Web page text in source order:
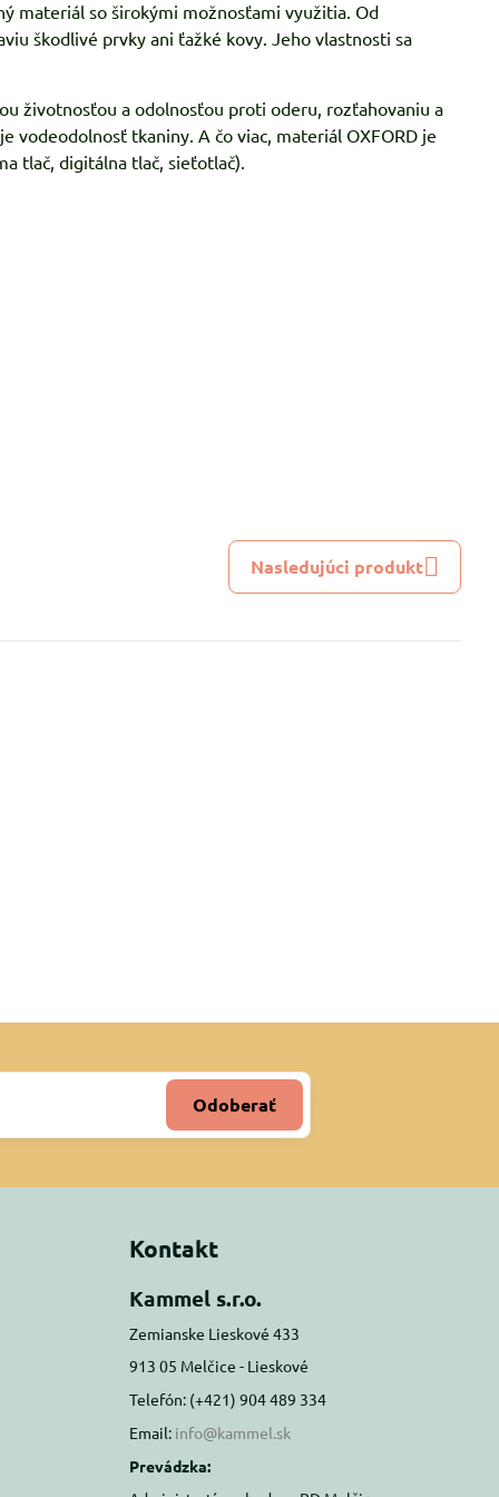
materiál so širokými možnosťami využitia. Od
škodlivé prvky ani ťažké kovy. Jeho vlastnosti sa
životnosťou a odolnosťou proti oderu, rozťahovaniu a
tkaniny. A čo viac, materiál OXFORD je
tlač, digitálna tlač, sieťotlač).
Nasledujúci produkt
Odoberať
Kontakt
Kammel s.r.o.
Zemianske Lieskové 433
913 05 Melčice - Lieskové
Telefón: (+421) 904 489 334
Email: info@kammel.sk
Prevádzka: